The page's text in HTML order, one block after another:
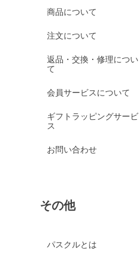
商品について
注文について
返品・交換・修理につい
て
会員サービスについて
ギフトラッピングサービ
ス
お問い合わせ
その他
パスクルとは